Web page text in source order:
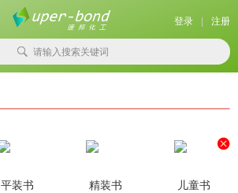
登录 注册
 请输入搜索关键词
平装书 精装书 儿童书
